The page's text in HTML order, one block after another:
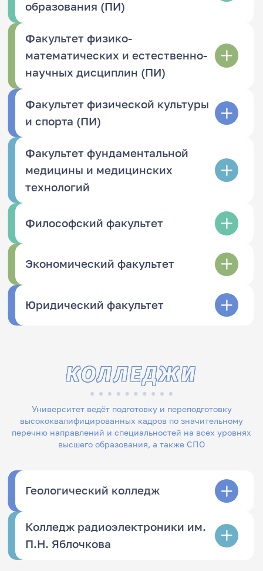
образования (ПИ)
Факультет физико-
математических и естественно-
научных дисциплин (ПИ)
Факультет физической культуры
и спорта (ПИ)
Факультет фундаментальной
медицины и медицинских
технологий
Философский факультет
Экономический факультет
Юридический факультет
Университет ведёт подготовку и переподготовку
высококвалифицированных кадров по значительному
перечню направлений и специальностей на всех уровнях
высшего образования, а также СПО
КОЛЛЕДЖИ
Геологический колледж
Колледж радиоэлектроники им.
П.Н. Яблочкова